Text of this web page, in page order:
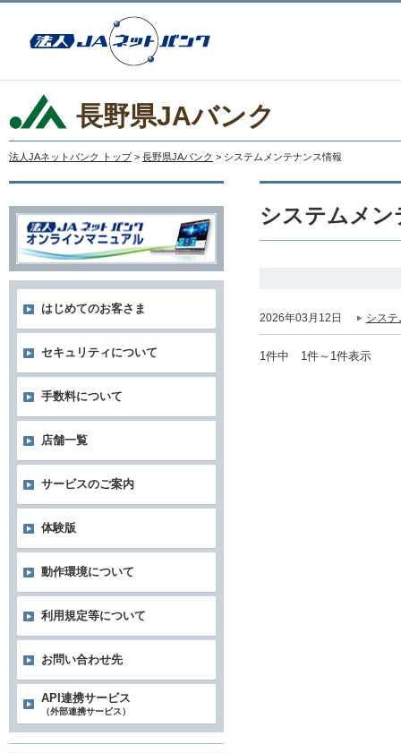
長野県JAバンク
法人JAネットバンク トップ > 長野県JAバンク > システムメンテナンス情報
システムメ
2026年03月12日 シス
1件中 1件～1件表示
はじめてのお客さま
セキュリティについて
手数料について
店舗一覧
サービスのご案内
体験版
動作環境について
利用規定等について
お問い合わせ先
API連携サービス
（外部連携サービス）